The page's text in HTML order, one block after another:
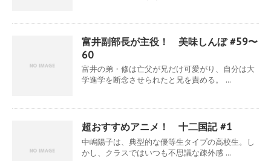
富井副部長が主役！ 美味しんぼ #59〜
60
富井の弟・修は亡父が兄だけ可愛がり、自分は大
学進学を断念させられたと兄を責める。 ...
超おすすめアニメ！ 十二国記 #1
中嶋陽子は、典型的な優等生タイプの高校生。し
かし、クラスではいつも不思議な疎外感 ...